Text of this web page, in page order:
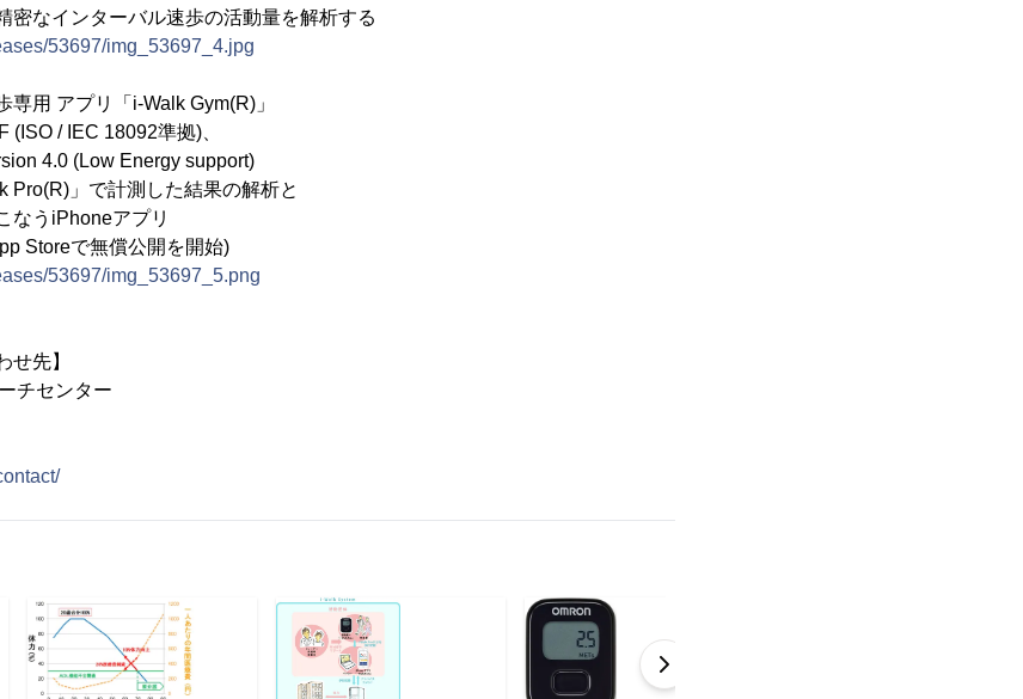
ンターバル速歩の活動量を解析する
53697/img_53697_4.jpg
用 アプリ「i-Walk Gym(R)」
/ IEC 18092準拠)、
(Low Energy support)
」で計測した結果の解析と
iPhoneアプリ
で無償公開を開始)
53697/img_53697_5.png
せ先】
チセンター